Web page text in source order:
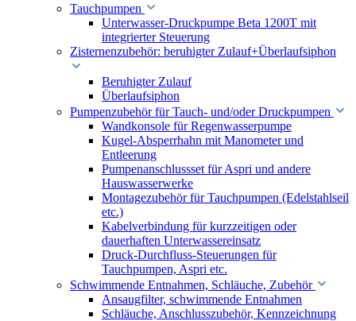
Tauchpumpen
Unterwasser-Druckpumpe Beta 1200T mit
integrierter Steuerung
Zisternenzubehör: beruhigter Zulauf+Überlaufsiphon
Beruhigter Zulauf
Überlaufsiphon
Pumpenzubehör für Tauch- und/oder Druckpumpen
Wandkonsole für Regenwasserpumpe
Kugel-Absperrhahn mit Manometer und
Entleerung
Pumpenanschlussset für Aspri und andere
Hauswasserwerke
Montagezubehör für Tauchpumpen (Edelstahlseil
etc.)
Kabelverbindung für kurzzeitigen oder
dauerhaften Unterwassereinsatz
Druck-Durchfluss-Steuerungen für
Tauchpumpen, Aspri etc.
Schwimmende Entnahmen, Schläuche, Zubehör
Ansaugfilter, schwimmende Entnahmen
Schläuche, Anschlusszubehör, Kennzeichnung